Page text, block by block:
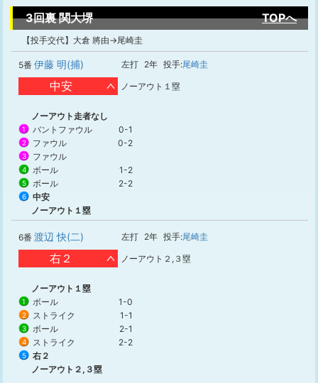
3回裏 関大堺 TOPへ
【投手交代】大倉 將由→尾崎圭
5番 伊藤 明(捕) 左打 2年 投手:尾崎圭
中安 ノーアウト１塁
ノーアウト走者なし
1 バントファウル 0-1
2 ファウル 0-2
3 ファウル
4 ボール 1-2
5 ボール 2-2
6
中安
ノーアウト１塁
6番 渡辺 快(二) 左打 2年 投手:尾崎圭
右２ ノーアウト２,３塁
ノーアウト１塁
1 ボール 1-0
2 ストライク 1-1
3 ボール 2-1
4 ストライク 2-2
5
右２
ノーアウト２,３塁